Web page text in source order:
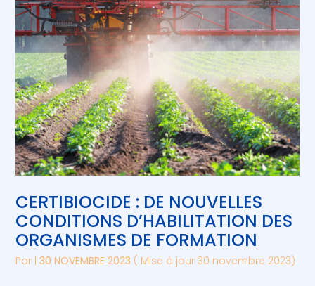
CERTIBIOCIDE : DE NOUVELLES
CONDITIONS D’HABILITATION DES
ORGANISMES DE FORMATION
Par |30 NOVEMBRE 2023 ( Mise à jour 30 novembre 2023)